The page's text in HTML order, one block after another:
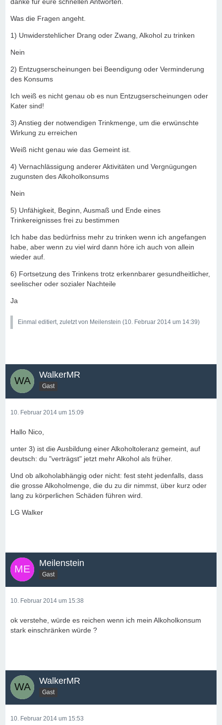
Was die Fragen angeht.
1) Unwiderstehlicher Drang oder Zwang, Alkohol zu trinken
Nein
2) Entzugserscheinungen bei Beendigung oder Verminderung
des Konsums
Ich weiß es nicht genau ob es nun Entzugserscheinungen oder
Kater sind!
3) Anstieg der notwendigen Trinkmenge, um die erwünschte
Wirkung zu erreichen
Weiß nicht genau wie das Gemeint ist.
4) Vernachlässigung anderer Aktivitäten und Vergnügungen
zugunsten des Alkoholkonsums
Nein
5) Unfähigkeit, Beginn, Ausmaß und Ende eines
Trinkereignisses frei zu bestimmen
Ich habe das bedürfniss mehr zu trinken wenn ich angefangen
habe, aber wenn zu viel wird dann höre ich auch von allein
wieder auf.
6) Fortsetzung des Trinkens trotz erkennbarer gesundheitlicher,
seelischer oder sozialer Nachteile
Ja
Einmal editiert, zuletzt von Meilenstein (10. Februar 2014 um 14:39)
WalkerMR
Gast
10. Februar 2014 um 15:09
Hallo Nico,
unter 3) ist die Ausbildung einer Alkoholtoleranz gemeint, auf
deutsch: du "verträgst" jetzt mehr Alkohol als früher.
Und ob alkoholabhängig oder nicht: fest steht jedenfalls, dass
die grosse Alkoholmenge, die du zu dir nimmst, über kurz oder
lang zu körperlichen Schäden führen wird.
LG Walker
Meilenstein
Gast
10. Februar 2014 um 15:38
ok verstehe, würde es reichen wenn ich mein Alkoholkonsum
stark einschränken würde ?
WalkerMR
Gast
10. Februar 2014 um 15:53